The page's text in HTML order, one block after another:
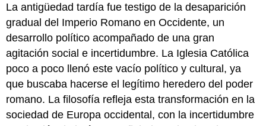
La antigüedad tardía fue testigo de la desaparición
gradual del Imperio Romano en Occidente, un
desarrollo político acompañado de una gran
agitación social e incertidumbre. La Iglesia Católica
poco a poco llenó este vacío político y cultural, ya
que buscaba hacerse el legítimo heredero del poder
romano. La filosofía refleja esta transformación en la
sociedad de Europa occidental, con la incertidumbre